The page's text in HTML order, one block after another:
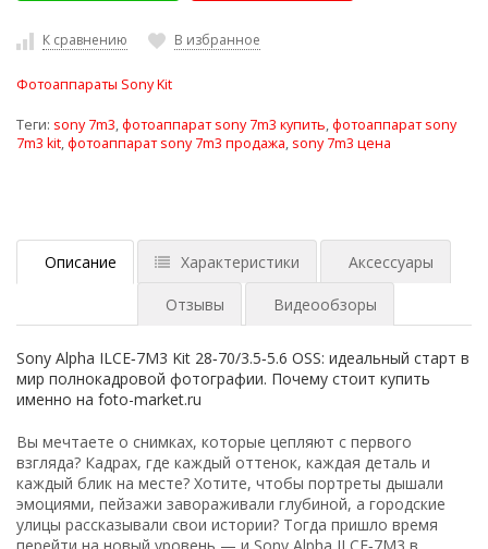
К сравнению В избранное
Фотоаппараты Sony Kit
Теги: sony 7m3,фотоаппарат sony 7m3 купить,фотоаппарат sony
7m3 kit,фотоаппарат sony 7m3 продажа, sony 7m3 цена
Описание Характеристики Аксессуары
Отзывы Видеообзоры
Sony Alpha ILCE‑7M3 Kit 28‑70/3.5‑5.6 OSS: идеальный старт в
мир полнокадровой фотографии. Почему стоит купить
именно на foto-market.ru
Вы мечтаете о снимках, которые цепляют с первого
взгляда? Кадрах, где каждый оттенок, каждая деталь и
каждый блик на месте? Хотите, чтобы портреты дышали
эмоциями, пейзажи завораживали глубиной, а городские
улицы рассказывали свои истории? Тогда пришло время